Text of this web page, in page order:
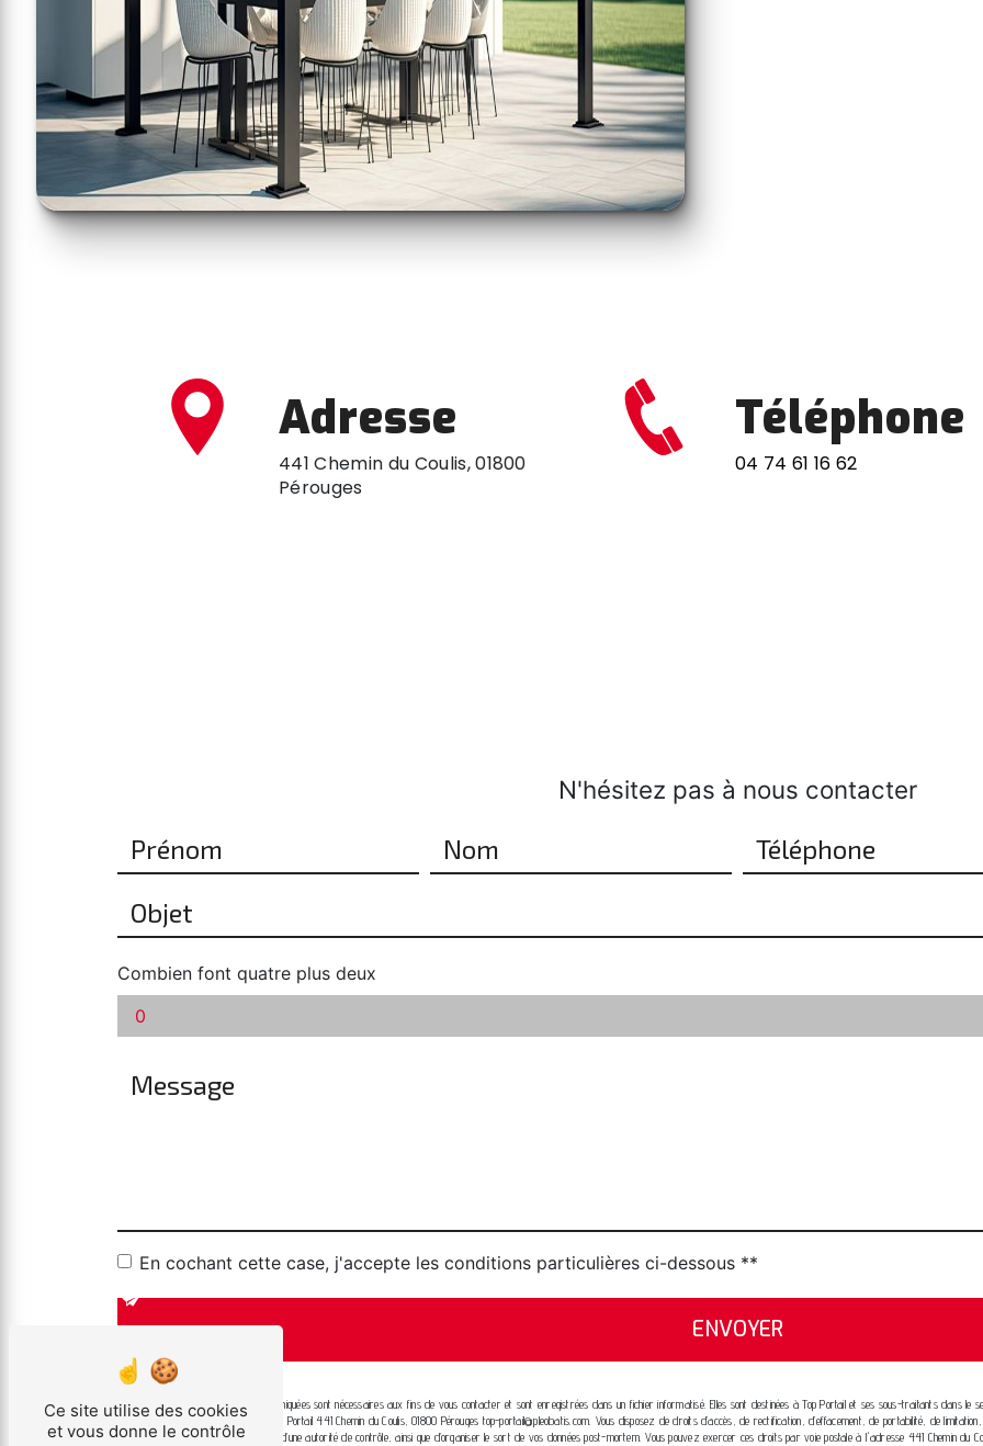
Adresse
441 Chemin du Coulis, 01800
Pérouges
Téléphone
04 74 61 16 62
N'hésitez pas à nous contacter
Combien font quatre plus deux
En cochant cette case, j'accepte les conditions particulières ci-dessous **
ENVOYER
** Les données personnelles communiquées sont nécessaires aux fins de vous contacter et sont enregistrées dans un fichier informatisé. Elles sont destinées à Top Portail et ses sous-traitants dans le
aux seuls destinataires suivants: Top Portail 441 Chemin du Coulis, 01800 Pérouges top-portail@pleobatis.com. Vous disposez de droits d’accès, de rectification, d’effacement, de portabilité, de
d’introduire une réclamation auprès d’une autorité de contrôle, ainsi que d’organiser le sort de vos données post-mortem. Vous pouvez exercer ces droits par voie postale à l'adresse 441 Chemin du
Ce site utilise des cookies
et vous donne le contrôle